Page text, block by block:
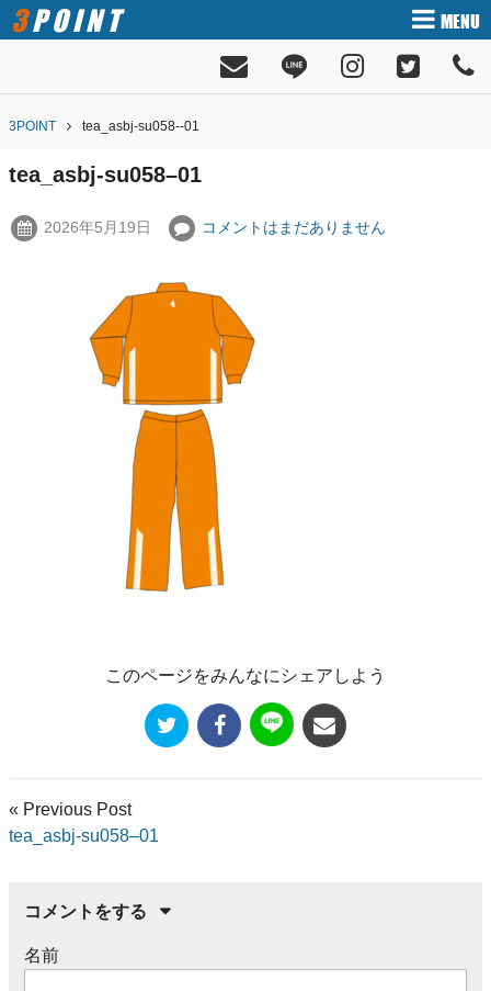
3POINT MENU
3POINT tea_asbj-su058--01
tea_asbj-su058–01
2026年5月19日 コメントはまだありません
このページをみんなにシェアしよう
« Previous Post
tea_asbj-su058–01
コメントをする
名前